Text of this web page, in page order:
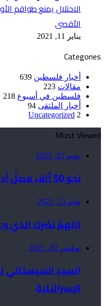
الاحتلال يمنع طواقم
الأقصى
يناير 11, 2021
Categories
أخبار فلسطين 639
مقالات 223
فلسطين في أسبوع 218
أخبار الملتقى 94
Uncategorized 2
Most Viewed
يونيو 23, 2023
نحو 50 ألف مصلٍّ أدوا صلاة الجمعة في الأقصى
مايو 13, 2021
اللهمَّ نَصْرَك الذي
نوفمبر 20, 2021
السيد السيستاني
الإسرائيلية